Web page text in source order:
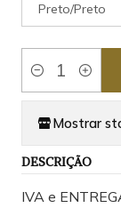
Preto/Preto
Quantidade
Mostrar
DESCRIÇÃO
IVA e